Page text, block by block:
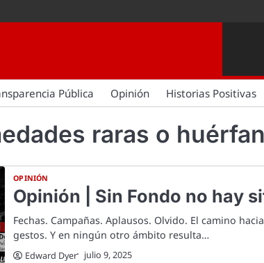
Pública Opinión Historias Positivas
raras o
OPINIÓN
Opinión | Sin Fondo no hay
Fechas. Campañas. Aplausos. Olvido. El camino
gestos. Y en ningún otro ámbito resulta…
Edward Dyer julio 9, 2025